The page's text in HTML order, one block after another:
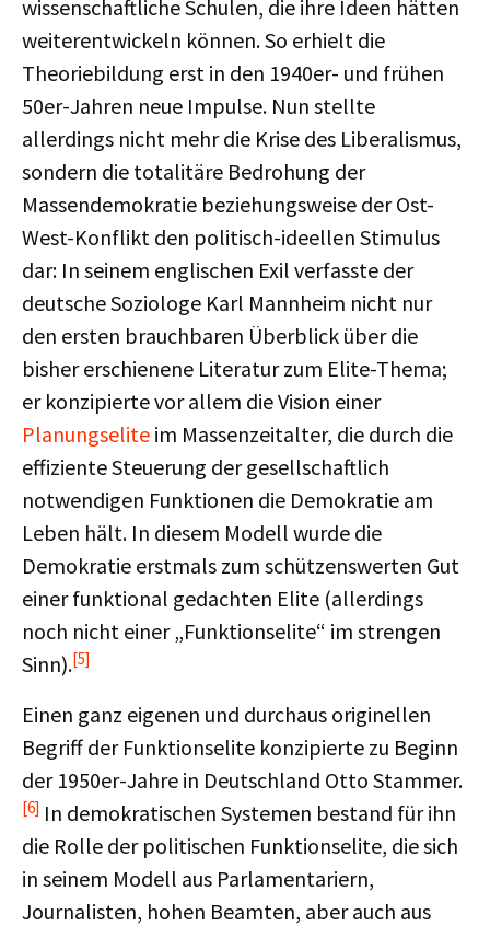
wissenschaftliche Schulen, die ihre Ideen hätten
weiterentwickeln können. So erhielt die
Theoriebildung erst in den 1940er- und frühen
50er-Jahren neue Impulse. Nun stellte
allerdings nicht mehr die Krise des Liberalismus,
sondern die totalitäre Bedrohung der
Massendemokratie beziehungsweise der Ost-
West-Konflikt den politisch-ideellen Stimulus
dar: In seinem englischen Exil verfasste der
deutsche Soziologe Karl Mannheim nicht nur
den ersten brauchbaren Überblick über die
bisher erschienene Literatur zum Elite-Thema;
er konzipierte vor allem die Vision einer
Planungselite im Massenzeitalter, die durch die
effiziente Steuerung der gesellschaftlich
notwendigen Funktionen die Demokratie am
Leben hält. In diesem Modell wurde die
Demokratie erstmals zum schützenswerten Gut
einer funktional gedachten Elite (allerdings
noch nicht einer „Funktionselite“ im strengen
Sinn).[5]
Einen ganz eigenen und durchaus originellen
Begriff der Funktionselite konzipierte zu Beginn
der 1950er-Jahre in Deutschland Otto Stammer.
[6] In demokratischen Systemen bestand für ihn
die Rolle der politischen Funktionselite, die sich
in seinem Modell aus Parlamentariern,
Journalisten, hohen Beamten, aber auch aus